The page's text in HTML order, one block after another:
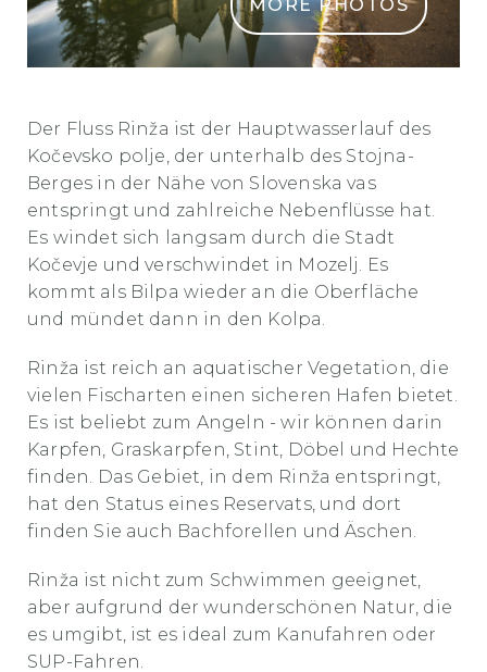
MORE PHOTOS
Der Fluss Rinža ist der Hauptwasserlauf des
Kočevsko polje, der unterhalb des Stojna-
Berges in der Nähe von Slovenska vas
entspringt und zahlreiche Nebenflüsse hat.
Es windet sich langsam durch die Stadt
Kočevje und verschwindet in Mozelj. Es
kommt als Bilpa wieder an die Oberfläche
und mündet dann in den Kolpa.
Rinža ist reich an aquatischer Vegetation, die
vielen Fischarten einen sicheren Hafen bietet.
Es ist beliebt zum Angeln - wir können darin
Karpfen, Graskarpfen, Stint, Döbel und Hechte
finden. Das Gebiet, in dem Rinža entspringt,
hat den Status eines Reservats, und dort
finden Sie auch Bachforellen und Äschen.
Rinža ist nicht zum Schwimmen geeignet,
aber aufgrund der wunderschönen Natur, die
es umgibt, ist es ideal zum Kanufahren oder
SUP-Fahren.